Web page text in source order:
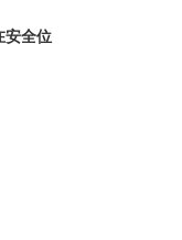
安全位